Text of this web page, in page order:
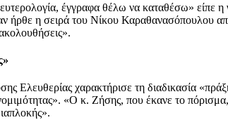
έγγραφα θέλω να καταθέσω» είπε η
ήρθε η σειρά του Νίκου Καραθανασόπουλου
Ελευθερίας χαρακτήρισε τη διαδικασία
«Ο κ. Ζήσης, που έκανε το